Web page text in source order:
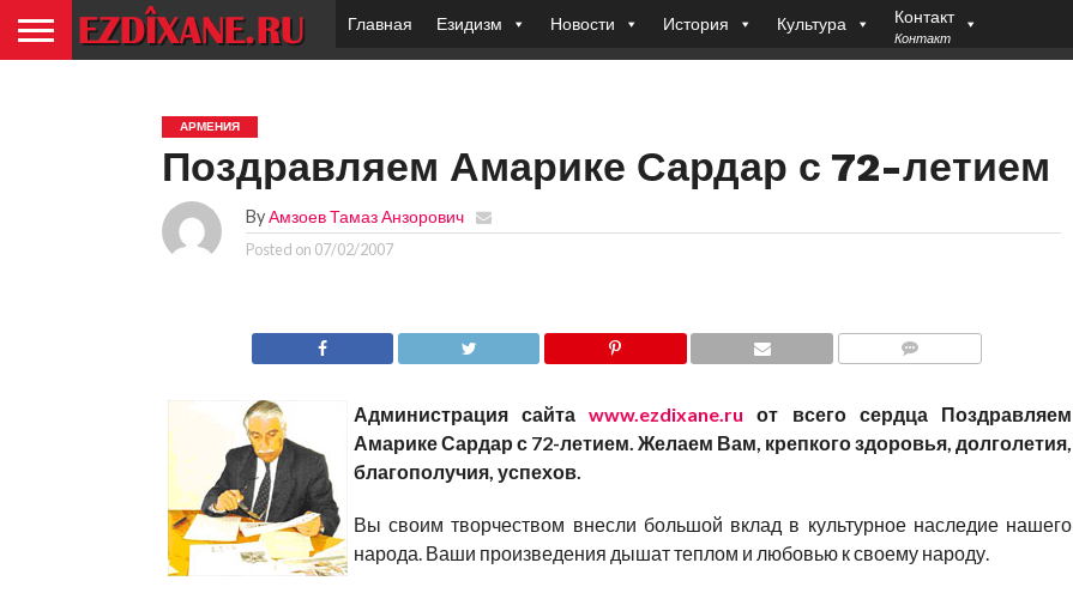
Главная Езидизм Новости История Культура Контакт
Контакт
АРМЕНИЯ
Поздравляем Амарике Сардар с 72-летием
ByАмзоев Тамаз Анзорович
Posted on 07/02/2007
Администрация сайтаwww.ezdixane.ru от всего сердца Поздравляем
Амарике Сардар с 72-летием. Желаем Вам, крепкого здоровья, долголетия,
благополучия, успехов.
Вы своим творчеством внесли большой вклад в культурное наследие нашего
народа. Ваши произведения дышат теплом и любовью к своему народу.